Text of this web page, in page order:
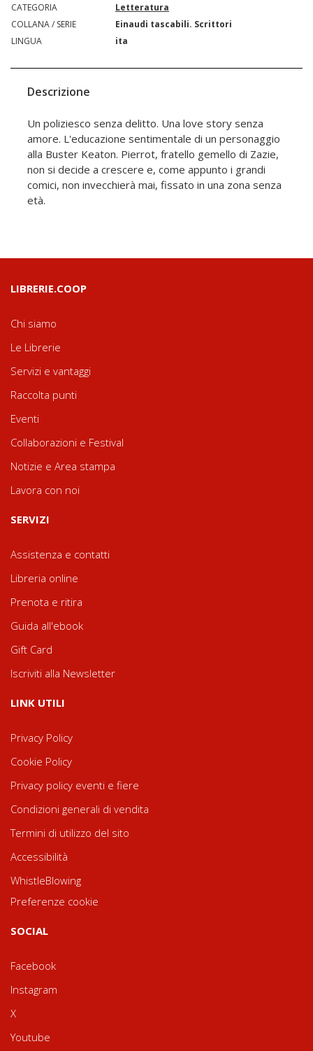
CATEGORIA
Letteratura
COLLANA / SERIE
Einaudi tascabili. Scrittori
LINGUA
ita
Descrizione
Un poliziesco senza delitto. Una love story senza
amore. L'educazione sentimentale di un personaggio
alla Buster Keaton. Pierrot, fratello gemello di Zazie,
non si decide a crescere e, come appunto i grandi
comici, non invecchierà mai, fissato in una zona senza
età.
LIBRERIE.COOP
Chi siamo
Le Librerie
Servizi e vantaggi
Raccolta punti
Eventi
Collaborazioni e Festival
Notizie e Area stampa
Lavora con noi
SERVIZI
Assistenza e contatti
Libreria online
Prenota e ritira
Guida all'ebook
Gift Card
Iscriviti alla Newsletter
LINK UTILI
Privacy Policy
Cookie Policy
Privacy policy eventi e fiere
Condizioni generali di vendita
Termini di utilizzo del sito
Accessibilità
WhistleBlowing
Preferenze cookie
SOCIAL
Facebook
Instagram
X
Youtube